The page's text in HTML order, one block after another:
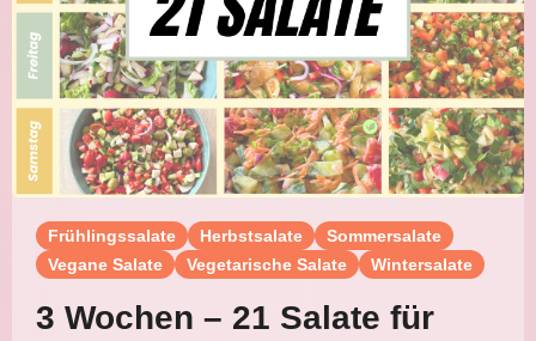
Frühlingssalate Herbstsalate
Sommersalate
Vegane Salate
Vegetarische Salate Wintersalate
3 Wochen – 21 Salate für